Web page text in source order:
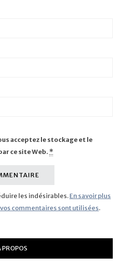
acceptez le stockage et le
ce site Web. *
les indésirables.En savoir plus
commentaires sont utilisées.
PROPOS